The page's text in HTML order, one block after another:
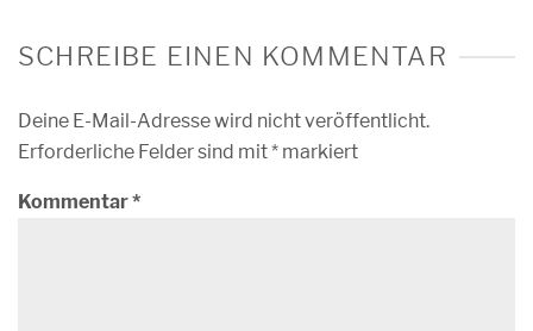
SCHREIBE EINEN KOMMENTAR
Deine E-Mail-Adresse wird nicht veröffentlicht.
Erforderliche Felder sind mit* markiert
Kommentar*